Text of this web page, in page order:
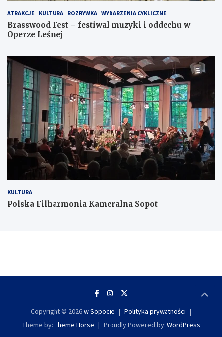
ATRAKCJE KULTURA ROZRYWKA WYDARZENIA CYKLICZNE
Brasswood Fest – festiwal muzyki i oddechu w
Operze Leśnej
KULTURA
Polska Filharmonia Kameralna Sopot
Copyright © 2026w Sopocie
Polityka prywatności
Theme by: Theme Horse Proudly Powered by: WordPress